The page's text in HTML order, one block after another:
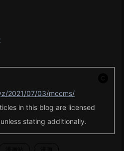
2021/07/03/mccms/
in this blog are licensed
unless stating additionally.